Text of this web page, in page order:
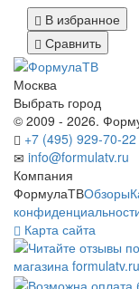
В избранное
Сравнить
Москва
Выбрать город
© 2009 - 2026.
+7 (495) 929-70-22
info@formulatv.ru
Компания
ФормулаТВОбзоры
Карта сайта